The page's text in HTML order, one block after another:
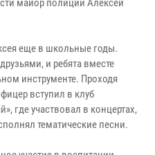
майор полиции Алексей
еще в школьные годы.
и ребята вместе
инструменте. Проходя
вступил в клуб
где участвовал в концертах,
тематические песни.